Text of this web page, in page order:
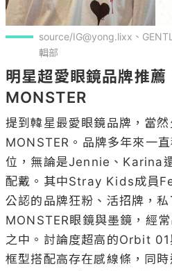
source/IG@yong.lixx、
輯部
明星超愛眼鏡品牌推薦
MONSTER
提到韓星最愛眼鏡品牌，當
MONSTER。品牌多年來一
位，無論是Jennie、Karina
配戴。其中Stray Kids成員
公認的品牌狂粉、活招牌，
MONSTER眼鏡與墨鏡，經
之中。討論度超高的Orbit
框型搭配高存在感線條，同